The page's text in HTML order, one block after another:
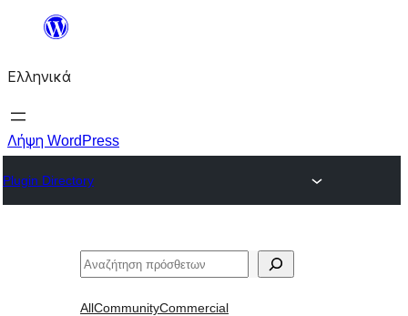
Μετάβαση
περιεχόμενο
Ελληνικά
Λήψη WordPress
Plugin Directory
Αναζήτηση
AllCommunityCommercial